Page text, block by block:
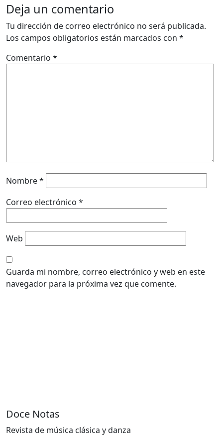
Deja un comentario
Tu dirección de correo electrónico no será publicada.
Los campos obligatorios están marcados con *
Comentario *
Nombre*
Correo electrónico *
Web
Guarda mi nombre, correo electrónico y web en este
navegador para la próxima vez que comente.
Doce Notas
Revista de música clásica y danza